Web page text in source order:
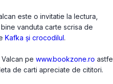
este o invitatie la lectura,
vanduta carte scrisa de
Kafka și crocodilul.
Valcan pewww.bookzone.ro
de carti apreciate de cititori.